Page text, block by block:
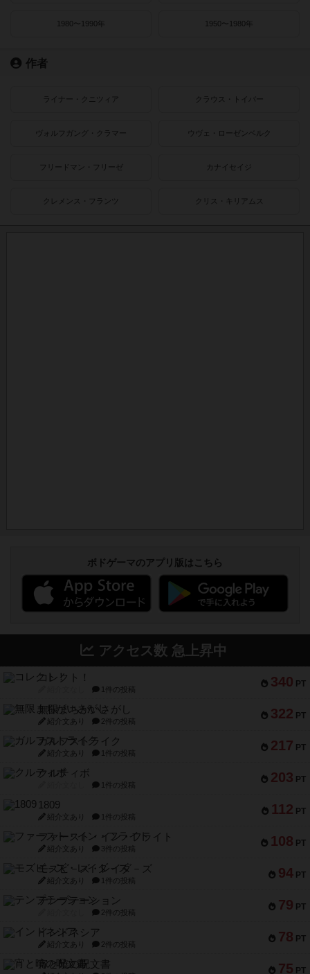
1980〜1990年 1950〜1980年
作者
ライナー・クニツィア クラウス・トイバー
ヴォルフガング・クラマー ウヴェ・ローゼンベルク
フリードマン・フリーゼ カナイセイジ
クレメンス・フランツ クリス・キリアムス
ボドゲーマのアプリ版はこちら
アクセス数 急上昇中
340 PT
コレクト！
1件の投稿
322 PT
無限まちがいさがし
紹介文あり 2件の投稿
217 PT
ガルフストライク
紹介文あり 1件の投稿
203 PT
クルティボ
1件の投稿
112 PT
1809
紹介文あり 1件の投稿
108 PT
ファースト・イン・フライト
紹介文あり 3件の投稿
94 PT
モズビ－ズ・レイダ－ズ
紹介文あり 1件の投稿
79 PT
テンプテーション
2件の投稿
78 PT
インドネシア
紹介文あり 2件の投稿
75 PT
宵と暁の呪文書